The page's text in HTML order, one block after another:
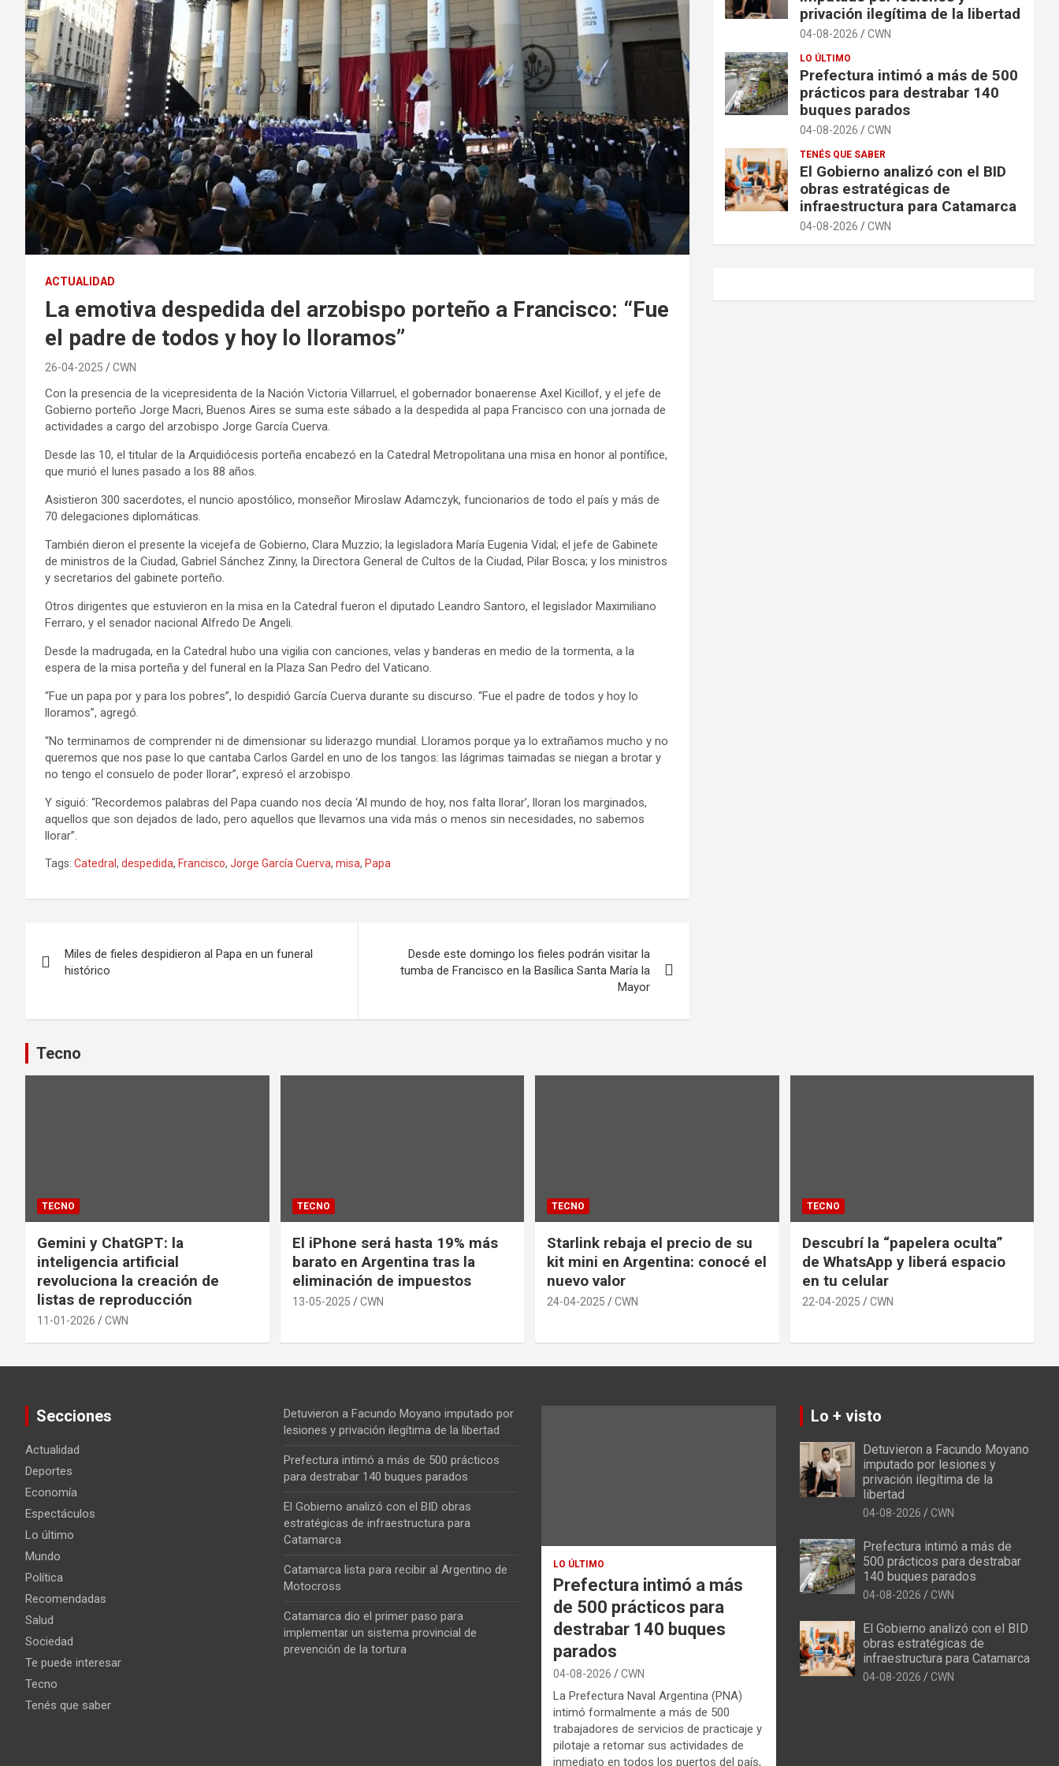
ACTUALIDAD
La emotiva despedida del arzobispo porteño a Francisco: “Fue
el padre de todos y hoy lo lloramos”
26-04-2025 CWN
Con la presencia de la vicepresidenta de la Nación Victoria Villarruel, el gobernador bonaerense Axel Kicillof, y el jefe de
Gobierno porteño Jorge Macri, Buenos Aires se suma este sábado a la despedida al papa Francisco con una jornada de
actividades a cargo del arzobispo Jorge García Cuerva.
Desde las 10, el titular de la Arquidiócesis porteña encabezó en la Catedral Metropolitana una misa en honor al pontífice,
que murió el lunes pasado a los 88 años.
Asistieron 300 sacerdotes, el nuncio apostólico, monseñor Miroslaw Adamczyk, funcionarios de todo el país y más de
70 delegaciones diplomáticas.
También dieron el presente la vicejefa de Gobierno, Clara Muzzio; la legisladora María Eugenia Vidal; el jefe de Gabinete
de ministros de la Ciudad, Gabriel Sánchez Zinny, la Directora General de Cultos de la Ciudad, Pilar Bosca; y los ministros
y secretarios del gabinete porteño.
Otros dirigentes que estuvieron en la misa en la Catedral fueron el diputado Leandro Santoro, el legislador Maximiliano
Ferraro, y el senador nacional Alfredo De Angeli.
Desde la madrugada, en la Catedral hubo una vigilia con canciones, velas y banderas en medio de la tormenta, a la
espera de la misa porteña y del funeral en la Plaza San Pedro del Vaticano.
“Fue un papa por y para los pobres”, lo despidió García Cuerva durante su discurso. “Fue el padre de todos y hoy lo
lloramos”, agregó.
“No terminamos de comprender ni de dimensionar su liderazgo mundial. Lloramos porque ya lo extrañamos mucho y no
queremos que nos pase lo que cantaba Carlos Gardel en uno de los tangos: las lágrimas taimadas se niegan a brotar y
no tengo el consuelo de poder llorar”, expresó el arzobispo.
Y siguió: “Recordemos palabras del Papa cuando nos decía ‘Al mundo de hoy, nos falta llorar’, lloran los marginados,
aquellos que son dejados de lado, pero aquellos que llevamos una vida más o menos sin necesidades, no sabemos
llorar”.
Tags: Catedral , despedida, Francisco, Jorge García Cuerva, misa, Papa
de
Miles de fieles despidieron al Papa en un funeral
histórico
Desde este domingo los fieles podrán visitar la
tumba de Francisco en la Basílica Santa María la
Mayor
privación ilegítima de la libertad
04-08-2026 CWN
LO ÚLTIMO
Prefectura intimó a más de 500
prácticos para destrabar 140
buques parados
04-08-2026 CWN
TENÉS QUE SABER
El Gobierno analizó con el BID
obras estratégicas de
infraestructura para Catamarca
04-08-2026 CWN
Tecno
TECNO
Gemini y ChatGPT: la
inteligencia artificial
revoluciona la creación de
listas de reproducción
11-01-2026 CWN
TECNO
El iPhone será hasta 19% más
barato en Argentina tras la
eliminación de impuestos
13-05-2025 CWN
TECNO
Starlink rebaja el precio de su
kit mini en Argentina: conocé el
nuevo valor
24-04-2025 CWN
TECNO
Descubrí la “papelera oculta”
de WhatsApp y liberá espacio
en tu celular
22-04-2025 CWN
Secciones
Actualidad
Deportes
Economía
Espectáculos
Lo último
Mundo
Política
Recomendadas
Salud
Sociedad
Te puede interesar
Tecno
Tenés que saber
Detuvieron a Facundo Moyano imputado por
lesiones y privación ilegítima de la libertad
Prefectura intimó a más de 500 prácticos
para destrabar 140 buques parados
El Gobierno analizó con el BID obras
estratégicas de infraestructura para
Catamarca
Catamarca lista para recibir al Argentino de
Motocross
Catamarca dio el primer paso para
implementar un sistema provincial de
prevención de la tortura
LO ÚLTIMO
Prefectura intimó a más
de 500 prácticos para
destrabar 140 buques
parados
04-08-2026 CWN
La Prefectura Naval Argentina (PNA)
intimó formalmente a más de 500
trabajadores de servicios de practicaje y
pilotaje a retomar sus actividades de
inmediato en todos los puertos del país,
Lo + visto
Detuvieron a Facundo Moyano
imputado por lesiones y
privación ilegítima de la
libertad
04-08-2026 CWN
Prefectura intimó a más de
500 prácticos para destrabar
140 buques parados
04-08-2026 CWN
El Gobierno analizó con el BID
obras estratégicas de
infraestructura para Catamarca
04-08-2026 CWN